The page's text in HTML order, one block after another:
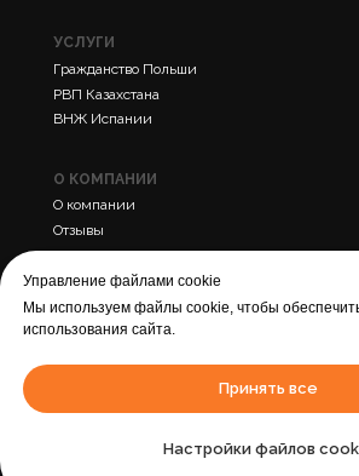
О КОМПАНИИ
О компании
Отзывы
Контакты
ПРОЧЕЕ
Cогласие на обработку персональных
Статьи
УСЛУГИ
Гражданство Польши
РВП Казахстана
ВНЖ Испании
Управление файлами cookie
Мы используем файлы cookie, чтобы
использования сайта.
Принять все
Настройки файлов